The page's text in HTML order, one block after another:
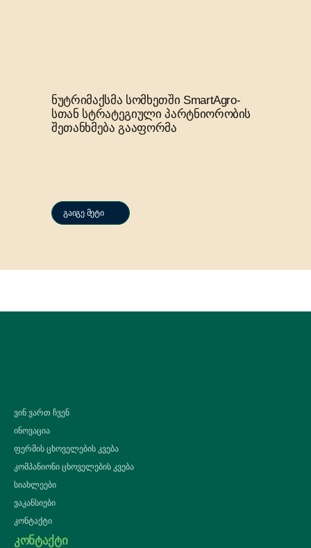
ნუტრიმაქსმა სომხეთში SmartAgro-
სთან სტრატეგიული პარტნიორობის
შეთანხმება გააფორმა
გაიგე მეტი
ვინ ვართ ჩვენ
ინოვაცია
ფერმის ცხოველების კვება
კომპანიონი ცხოველების კვება
სიახლეები
ვაკანსიები
კონტაქტი
კონტაქტი